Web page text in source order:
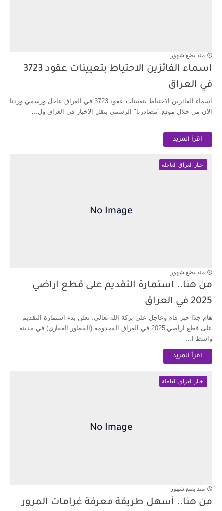
منذ بضع شهور
اسماء الفائزين الاحتياط بتعيينات عقود 3723
في العراق
اسماء الفائزين الاحتياط بتعيينات عقود 3723 في العراق عاجل ورسمي وردنا
الان من خلال موقع "مصادرنا" الرسمي بنقل الاخبار في العراق ول...
اقرأ المزيد
اخبار العراق العاجلة
منذ بضع شهور
من هنا.. استمارة التقديم على قطع اراضي
2025 في العراق
هام جدًا خبر هام وعاجل على بركة الله تعالى، نعلن بدء استمارة التقديم
على قطع اراضي 2025 في العراق المخدومة (المطور العقاري) في مدينة
واسط ا...
اقرأ المزيد
اخبار العراق العاجلة
منذ بضع شهور
من هنا.. أسهل طريقة معرفة غرامات المرور